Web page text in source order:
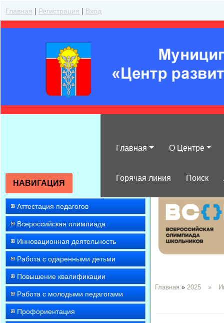
Главная | Регистрация | Вход
Главная О Центре
Горячая линия Поиск
НАВИГАЦИЯ
Аттестация педагогов
Всероссийская олимпиада
Инновационная деятельность
Работа с одаренными детьми
Повышение квалификации
Работа с молодыми педагогами
Профориентация
Главная » 2025 »